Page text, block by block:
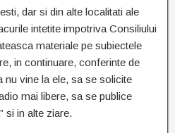
dar si din alte localitati ale
intetite impotriva Consiliului
materiale pe subiectele
in continuare, conferinte de
nu vine la ele, sa se solicite
mai libere, sa se publice
si in alte ziare.